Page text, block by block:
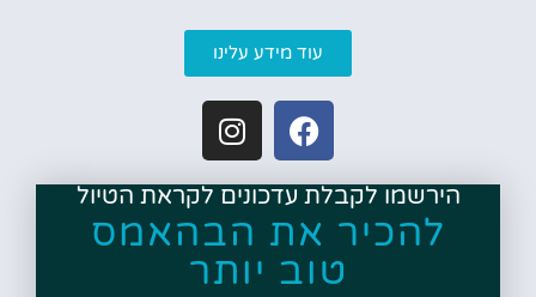
עוד מידע עלינו
הירשמו לקבלת עדכונים לקראת הטיול
להכיר את הבהאמס
טוב יותר